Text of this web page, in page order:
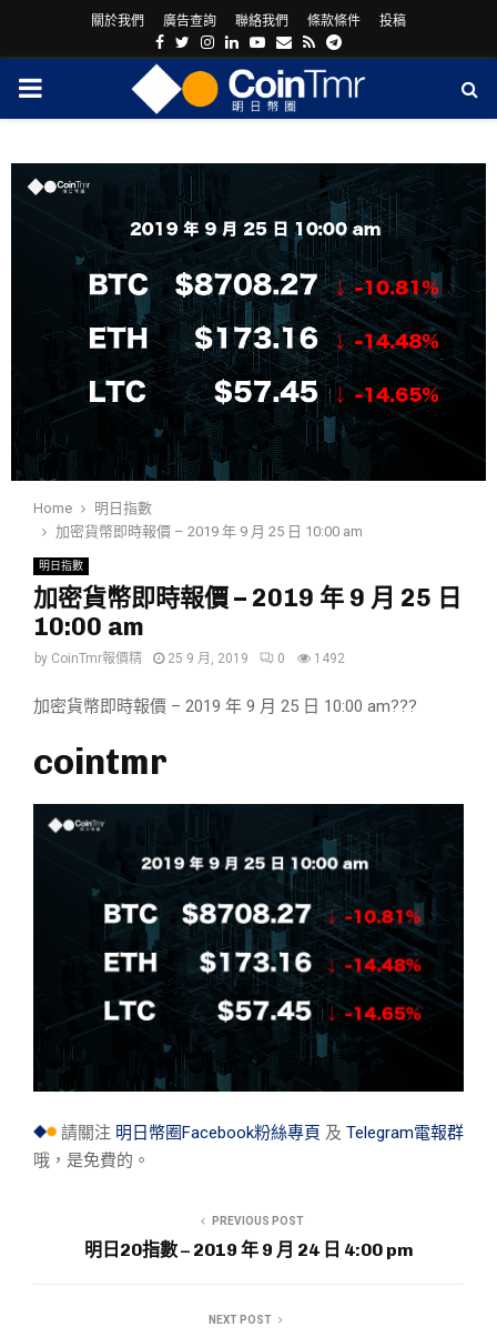
關於我們 廣告查詢 聯絡我們 條款條件 投稿
Facebook
Twitter
Instagram
LinkedinYoutube
Email
RssTelegram
PRIMARY
Home
明日指數
加密貨幣即時報價 – 2019 年 9 月 25 日 10:00 am
明日指數
加密貨幣即時報價 – 2019 年 9 月 25 日
10:00 am
by CoinTmr報價精 25 9 月, 2019 0 1492
加密貨幣即時報價 – 2019 年 9 月 25 日 10:00 am???
cointmr
請關注 明日幣圈Facebook粉絲專頁 及 Telegram電報群
哦，是免費的。
PREVIOUS POST
明日20指數 – 2019 年 9 月 24 日 4:00 pm
NEXT POST